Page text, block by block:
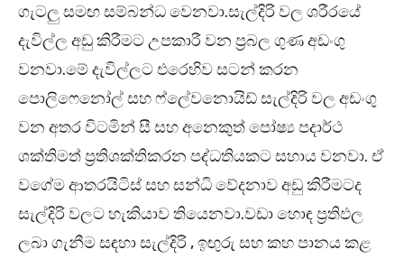
ගැටලු සමඟ සම්බන්ධ වෙනවා.සැල්දිරි වල ශරීරයේ
දැවිල්ල අඩු කිරීමට උපකාරී වන ප්‍රබල ගුණ අඩංගු
වනවා.මේ දැවිල්ලට එරෙහිව සටන් කරන
පොලිෆෙනෝල් සහ ෆ්ලේවනොයිඩ් සැල්දිරි වල අඩංගු
වන අතර විටමින් සී සහ අනෙකුත් පෝෂ්‍ය පදාර්ථ
ශක්තිමත් ප්‍රතිශක්තිකරන පද්ධතියකට සහාය වනවා. ඒ
වගේම ආතරයිටිස් සහ සන්ධි වේදනාව අඩු කිරීමටද
සැල්දිරි වලට හැකියාව තියෙනවා.වඩා හොඳ ප්‍රතිඵල
ලබා ගැනීම සඳහා සැල්දිරි , ඉඟුරු සහ කහ පානය කළ